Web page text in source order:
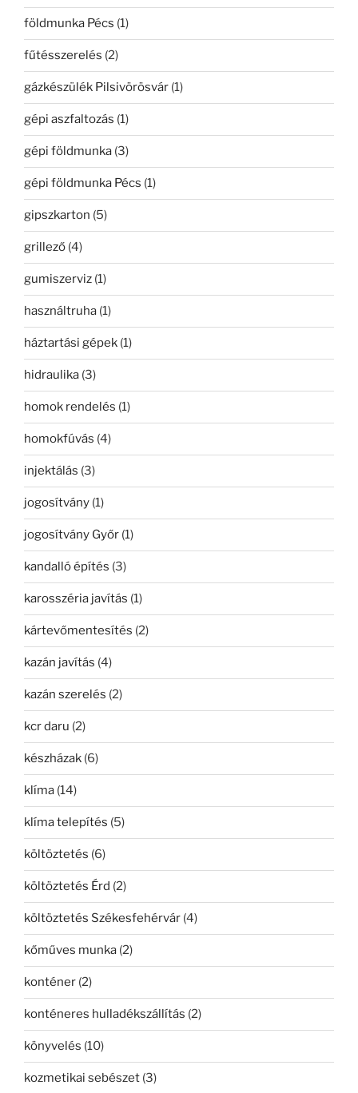
földmunka Pécs (1)
fűtésszerelés (2)
gázkészülék Pilsivörösvár (1)
gépi aszfaltozás (1)
gépi földmunka (3)
gépi földmunka Pécs (1)
gipszkarton (5)
grillező (4)
gumiszerviz (1)
használtruha (1)
háztartási gépek (1)
hidraulika (3)
homok rendelés (1)
homokfúvás (4)
injektálás (3)
jogosítvány (1)
jogosítvány Győr (1)
kandalló építés (3)
karosszéria javítás (1)
kártevőmentesítés (2)
kazán javítás (4)
kazán szerelés (2)
kcr daru (2)
készházak (6)
klíma (14)
klíma telepítés (5)
költöztetés (6)
költöztetés Érd (2)
költöztetés Székesfehérvár (4)
kőműves munka (2)
konténer (2)
konténeres hulladékszállítás (2)
könyvelés (10)
kozmetikai sebészet (3)